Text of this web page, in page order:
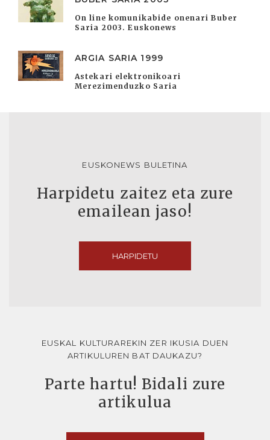
On line komunikabide onenari Buber
Saria 2003. Euskonews
ARGIA SARIA 1999
Astekari elektronikoari
Merezimenduzko Saria
EUSKONEWS BULETINA
Harpidetu zaitez eta zure
emailean jaso!
HARPIDETU
EUSKAL KULTURAREKIN ZER IKUSIA DUEN
ARTIKULUREN BAT DAUKAZU?
Parte hartu! Bidali zure
artikulua